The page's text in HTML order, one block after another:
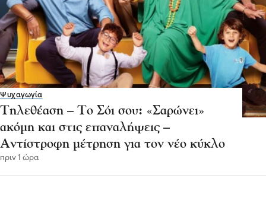
Ψυχαγωγία
Τηλεθέαση – Το Σόι σου: «Σαρώνει»
ακόμη και στις επαναλήψεις –
Αντίστροφη μέτρηση για τον νέο κύκλο
πριν 1 ώρα